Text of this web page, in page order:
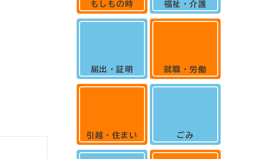
もしもの時
届出・証明
引越・住まい
福祉・介護
就職・労働
ごみ